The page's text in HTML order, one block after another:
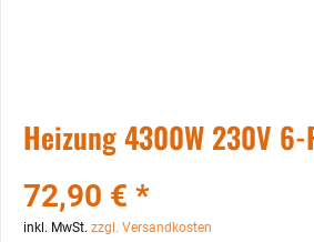
Heizung 4300W 230V
72,90 € *
inkl. MwSt. zzgl. Versandkosten